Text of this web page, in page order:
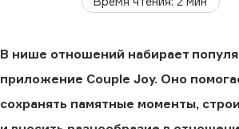
В нише отношений набирает
приложение Couple Joy. Оно
сохранять памятные моменты,